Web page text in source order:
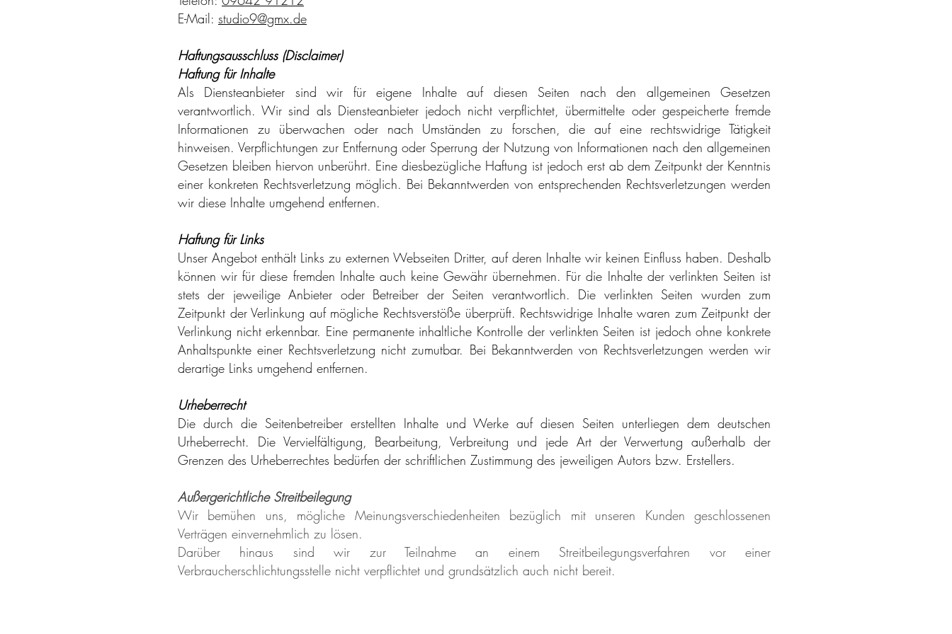
E-Mail: studio9@gmx.de
Haftungsausschluss (Disclaimer)
Haftung für Inhalte
Als Diensteanbieter sind wir für eigene Inhalte auf diesen Seiten nach den allgemeinen Gesetzen
verantwortlich. Wir sind als Diensteanbieter jedoch nicht verpflichtet, übermittelte oder gespeicherte fremde
Informationen zu überwachen oder nach Umständen zu forschen, die auf eine rechtswidrige Tätigkeit
hinweisen. Verpflichtungen zur Entfernung oder Sperrung der Nutzung von Informationen nach den allgemeinen
Gesetzen bleiben hiervon unberührt. Eine diesbezügliche Haftung ist jedoch erst ab dem Zeitpunkt der Kenntnis
einer konkreten Rechtsverletzung möglich. Bei Bekanntwerden von entsprechenden Rechtsverletzungen werden
wir diese Inhalte umgehend entfernen.
Haftung für Links
Unser Angebot enthält Links zu externen Webseiten Dritter, auf deren Inhalte wir keinen Einfluss haben. Deshalb
können wir für diese fremden Inhalte auch keine Gewähr übernehmen. Für die Inhalte der verlinkten Seiten ist
stets der jeweilige Anbieter oder Betreiber der Seiten verantwortlich. Die verlinkten Seiten wurden zum
Zeitpunkt der Verlinkung auf mögliche Rechtsverstöße überprüft. Rechtswidrige Inhalte waren zum Zeitpunkt der
Verlinkung nicht erkennbar. Eine permanente inhaltliche Kontrolle der verlinkten Seiten ist jedoch ohne konkrete
Anhaltspunkte einer Rechtsverletzung nicht zumutbar. Bei Bekanntwerden von Rechtsverletzungen werden wir
derartige Links umgehend entfernen.
Urheberrecht
Die durch die Seitenbetreiber erstellten Inhalte und Werke auf diesen Seiten unterliegen dem deutschen
Urheberrecht. Die Vervielfältigung, Bearbeitung, Verbreitung und jede Art der Verwertung außerhalb der
Grenzen des Urheberrechtes bedürfen der schriftlichen Zustimmung des jeweiligen Autors bzw. Erstellers.
Außergerichtliche Streitbeilegung
Wir bemühen uns, mögliche Meinungsverschiedenheiten bezüglich mit unseren Kunden geschlossenen
Verträgen einvernehmlich zu lösen.
Darüber hinaus sind wir zur Teilnahme an einem Streitbeilegungsverfahren vor einer
Verbraucherschlichtungsstelle nicht verpflichtet und grundsätzlich auch nicht bereit.